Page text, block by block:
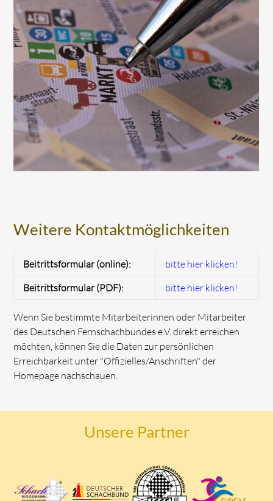
Weitere Kontaktmöglichkeiten
Beitrittsformular (online):
bitte hier klicken!
Beitrittsformular (PDF):
bitte hier klicken!
Wenn Sie bestimmte Mitarbeiterinnen oder Mitarbeiter
des Deutschen Fernschachbundes e.V. direkt erreichen
möchten, können Sie die Daten zur persönlichen
Erreichbarkeit unter "Offizielles/Anschriften" der
Homepage nachschauen.
Unsere Partner